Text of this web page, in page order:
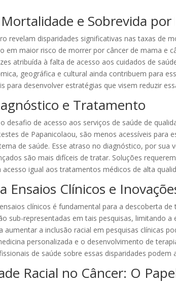
e Sobrevida por
revelam disparidades significativas nas taxas de
em maior risco de morrer por câncer de mama e
atribuída à falta de acesso aos cuidados de
geográfica e cultural ainda contribuem para
para desenvolver estratégias que visem reduzir
e Tratamento
desafio de acesso aos serviços de saúde de
de Papanicolaou, são menos acessíveis para
de saúde. Esse atraso no diagnóstico, por sua
são mais difíceis de tratar. Soluções
igual aos tratamentos médicos de alta
Ensaios Clínicos e
clínicos é fundamental para a descoberta
sub-representadas em tais pesquisas, limitando
aumentar a inclusão racial em pesquisas clínicas
personalizada e o desenvolvimento de
de saúde sobre essas disparidades
Racial no Câncer: O